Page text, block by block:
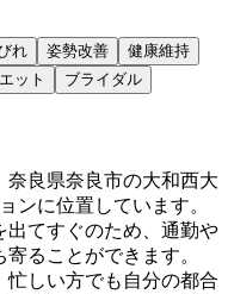
れ 姿勢改善
健康維持
ット ブライダル
奈良県奈良市の大和西大
ンに位置しています。
出てすぐのため、通勤や
ることができます。
忙しい方でも自分の都合